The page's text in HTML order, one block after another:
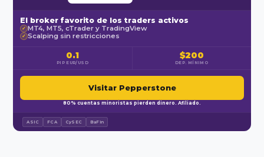
El broker favorito de los traders activos
✓ MT4, MT5, cTrader y TradingView
✓ Scalping sin restricciones
0.1
PIP EUR/USD
$200
DEP. MÍNIMO
Visitar Pepperstone
80% cuentas minoristas pierden dinero. Afiliado.
ASIC FCA CySEC BaFin